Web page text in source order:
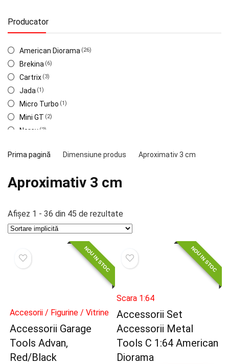
Producator
American Diorama (26)
Brekina (6)
Cartrix (3)
Jada (1)
Micro Turbo (1)
Mini GT (2)
Norev (2)
TurboPads (3)
Prima pagină Dimensiune produs Aproximativ 3 cm
Aproximativ 3 cm
Afișez 1 - 36 din 45 de rezultate
NOU IN STOC
Accesorii / Figurine / Vitrine
Accessorii Garage
Tools Advan,
Red/Black
NOU IN STOC
Scara 1:64
Accessorii Set
Accessorii Metal
Tools C 1:64 American
Diorama